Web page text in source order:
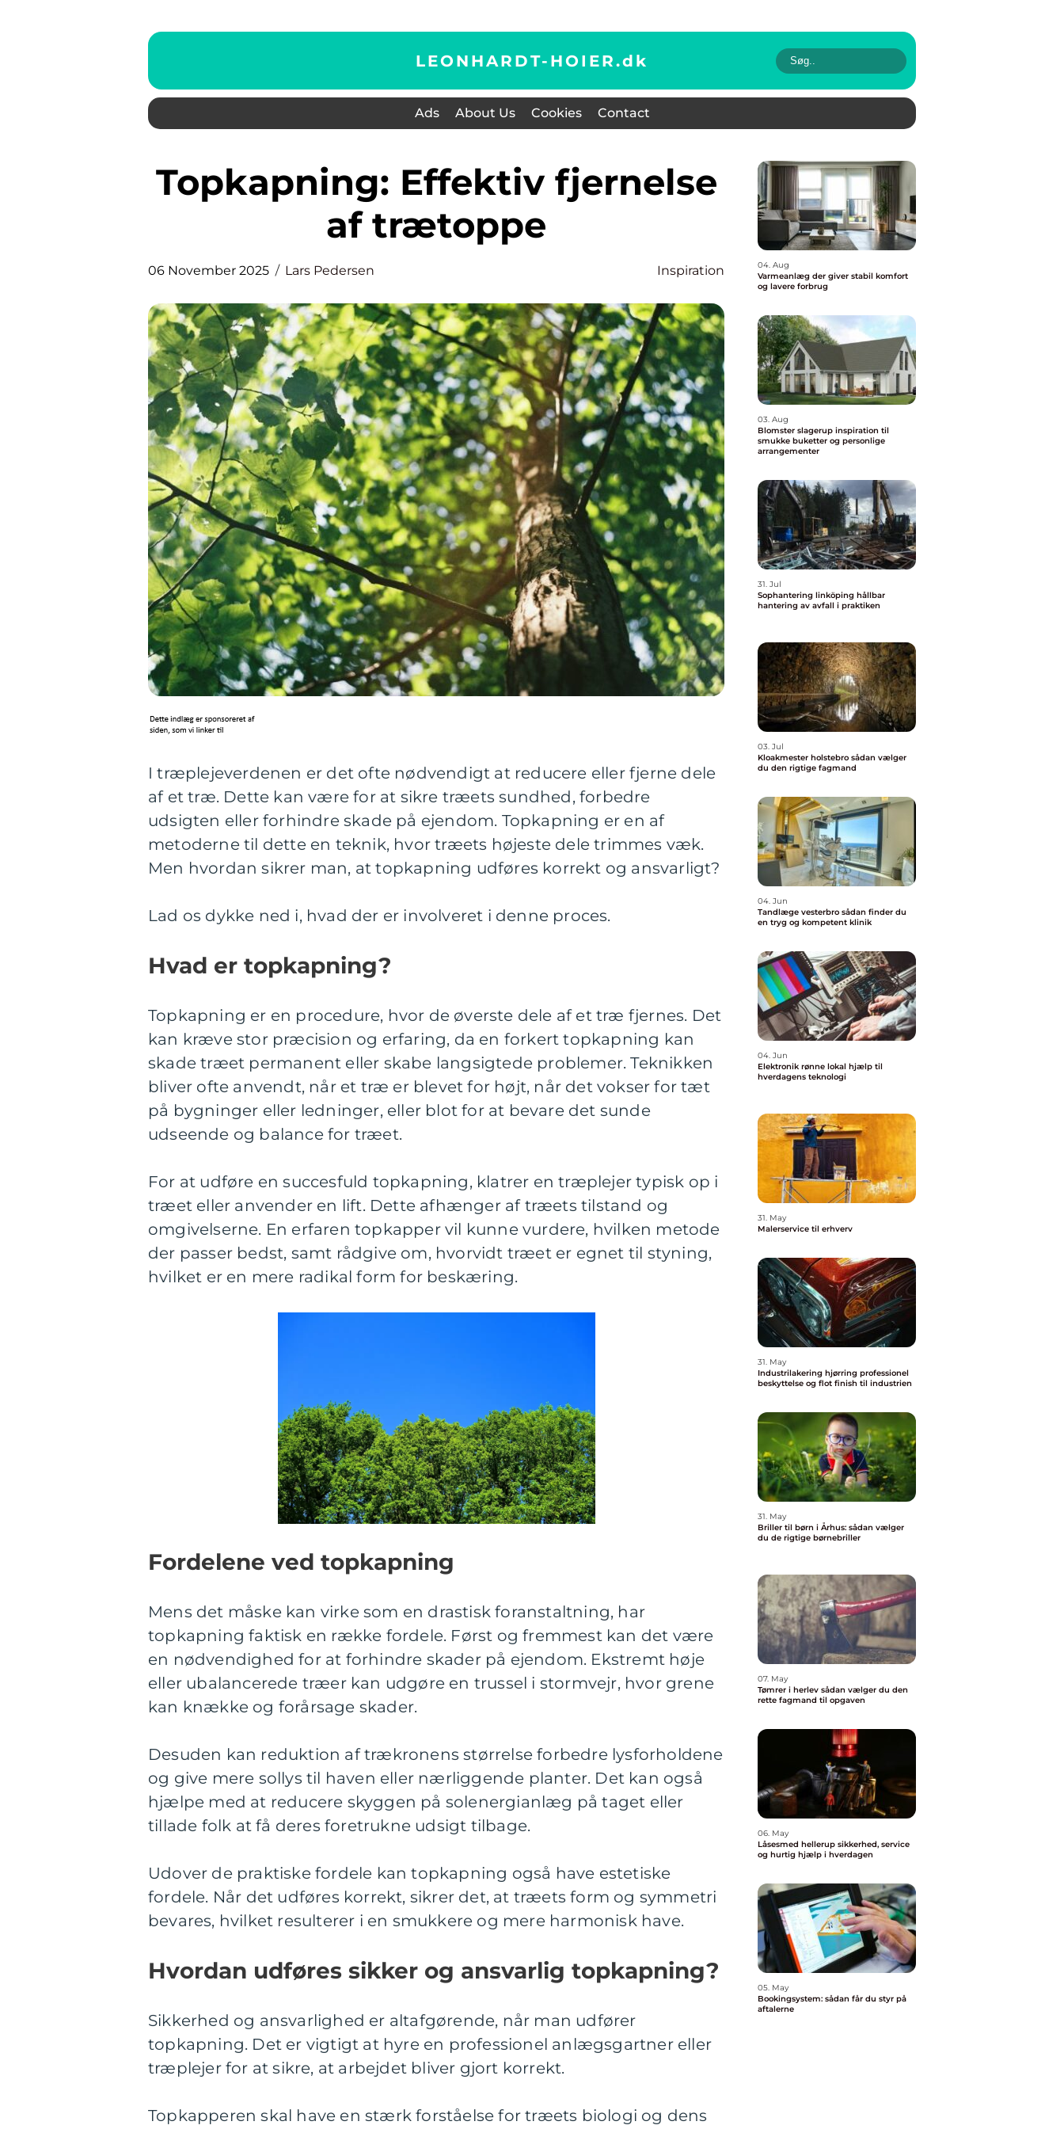
LEONHARDT-HOIER.dk
Ads About Us Cookies Contact
Topkapning: Effektiv fjernelse
af trætoppe
06 November 2025 Lars Pedersen Inspiration
I træplejeverdenen er det ofte nødvendigt at reducere eller fjerne dele
af et træ. Dette kan være for at sikre træets sundhed, forbedre
udsigten eller forhindre skade på ejendom. Topkapning er en af
metoderne til dette en teknik, hvor træets højeste dele trimmes væk.
Men hvordan sikrer man, at topkapning udføres korrekt og ansvarligt?
Lad os dykke ned i, hvad der er involveret i denne proces.
Hvad er topkapning?
Topkapning er en procedure, hvor de øverste dele af et træ fjernes. Det
kan kræve stor præcision og erfaring, da en forkert topkapning kan
skade træet permanent eller skabe langsigtede problemer. Teknikken
bliver ofte anvendt, når et træ er blevet for højt, når det vokser for tæt
på bygninger eller ledninger, eller blot for at bevare det sunde
udseende og balance for træet.
For at udføre en succesfuld topkapning, klatrer en træplejer typisk op i
træet eller anvender en lift. Dette afhænger af træets tilstand og
omgivelserne. En erfaren topkapper vil kunne vurdere, hvilken metode
der passer bedst, samt rådgive om, hvorvidt træet er egnet til styning,
hvilket er en mere radikal form for beskæring.
Fordelene ved topkapning
Mens det måske kan virke som en drastisk foranstaltning, har
topkapning faktisk en række fordele. Først og fremmest kan det være
en nødvendighed for at forhindre skader på ejendom. Ekstremt høje
eller ubalancerede træer kan udgøre en trussel i stormvejr, hvor grene
kan knække og forårsage skader.
Desuden kan reduktion af trækronens størrelse forbedre lysforholdene
og give mere sollys til haven eller nærliggende planter. Det kan også
hjælpe med at reducere skyggen på solenergianlæg på taget eller
tillade folk at få deres foretrukne udsigt tilbage.
Udover de praktiske fordele kan topkapning også have estetiske
fordele. Når det udføres korrekt, sikrer det, at træets form og symmetri
bevares, hvilket resulterer i en smukkere og mere harmonisk have.
Hvordan udføres sikker og ansvarlig topkapning?
Sikkerhed og ansvarlighed er altafgørende, når man udfører
topkapning. Det er vigtigt at hyre en professionel anlægsgartner eller
træplejer for at sikre, at arbejdet bliver gjort korrekt.
Topkapperen skal have en stærk forståelse for træets biologi og dens
04. Aug
Varmeanlæg der giver stabil komfort
og lavere forbrug
03. Aug
Blomster slagerup inspiration til
smukke buketter og personlige
arrangementer
31. Jul
Sophantering linköping hållbar
hantering av avfall i praktiken
03. Jul
Kloakmester holstebro sådan vælger
du den rigtige fagmand
04. Jun
Tandlæge vesterbro sådan finder du
en tryg og kompetent klinik
04. Jun
Elektronik rønne lokal hjælp til
hverdagens teknologi
31. May
Malerservice til erhverv
31. May
Industrilakering hjørring professionel
beskyttelse og flot finish til industrien
31. May
Briller til børn i Århus: sådan vælger
du de rigtige børnebriller
07. May
Tømrer i herlev sådan vælger du den
rette fagmand til opgaven
06. May
Låsesmed hellerup sikkerhed, service
og hurtig hjælp i hverdagen
05. May
Bookingsystem: sådan får du styr på
aftalerne